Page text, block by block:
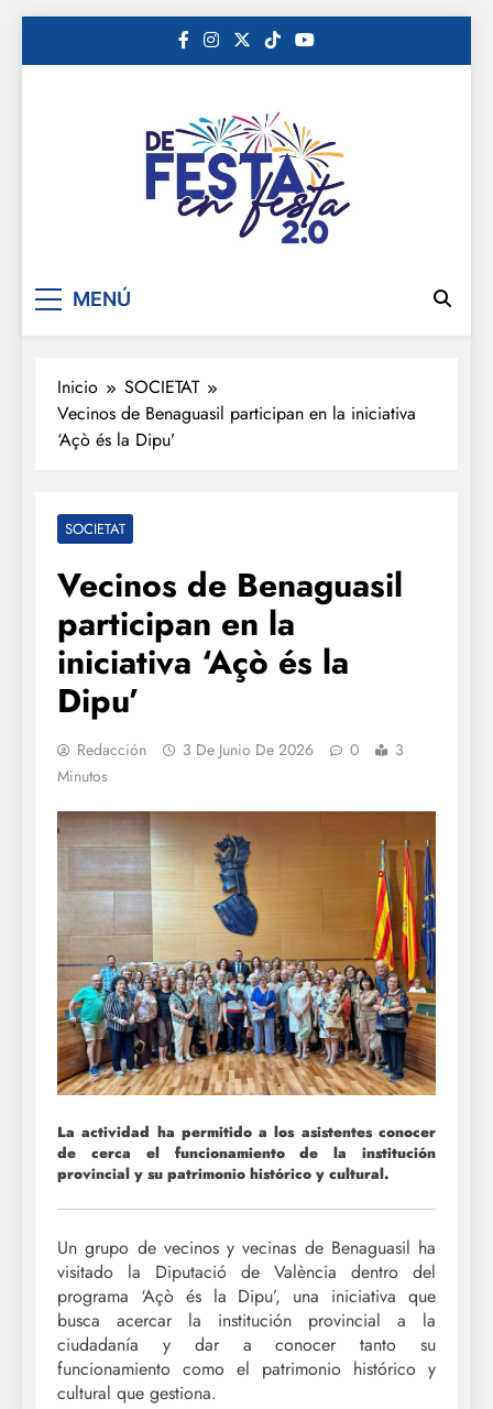
De festa en festa 2.0
MENÚ
Inicio
SOCIETAT
Vecinos de Benaguasil participan en la iniciativa
‘Açò és la Dipu’
SOCIETAT
Vecinos de Benaguasil
participan en la
iniciativa ‘Açò és la
Dipu’
Redacción 3 De Junio De 2026 0
3
Minutos
La actividad ha permitido a los asistentes conocer
de cerca el funcionamiento de la institución
provincial y su patrimonio histórico y cultural.
Un grupo de vecinos y vecinas de Benaguasil ha
visitado la Diputació de València dentro del
programa ‘Açò és la Dipu’, una iniciativa que
busca acercar la institución provincial a la
ciudadanía y dar a conocer tanto su
funcionamiento como el patrimonio histórico y
cultural que gestiona.